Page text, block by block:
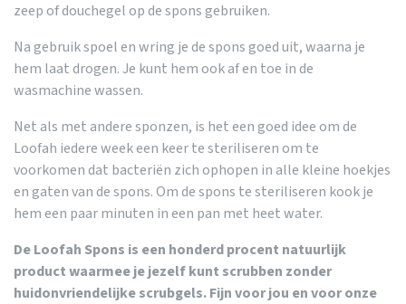
zeep of douchegel op de spons gebruiken.
Na gebruik spoel en wring je de spons goed uit, waarna je
hem laat drogen. Je kunt hem ook af en toe in de
wasmachine wassen.
Net als met andere sponzen, is het een goed idee om de
Loofah iedere week een keer te steriliseren om te
voorkomen dat bacteriën zich ophopen in alle kleine hoekjes
en gaten van de spons. Om de spons te steriliseren kook je
hem een paar minuten in een pan met heet water.
De Loofah Spons is een honderd procent natuurlijk
product waarmee je jezelf kunt scrubben zonder
huidonvriendelijke scrubgels. Fijn voor jou en voor onze